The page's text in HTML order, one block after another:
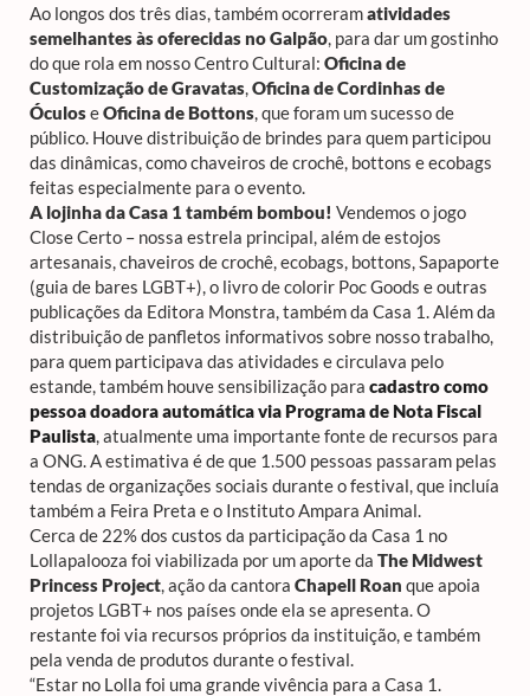
Ao longos dos três dias, também ocorreramatividades
semelhantes às oferecidas no Galpão, para dar um gostinho
do que rola em nosso Centro Cultural: Oficina de
Customização de Gravatas,Oficina de Cordinhas de
ÓculoseOficina de Bottons, que foram um sucesso de
público. Houve distribuição de brindes para quem participou
das dinâmicas, como chaveiros de crochê, bottons e ecobags
feitas especialmente para o evento.
A lojinha da Casa 1 também bombou! Vendemos o jogo
Close Certo – nossa estrela principal, além de estojos
artesanais, chaveiros de crochê, ecobags, bottons, Sapaporte
(guia de bares LGBT+), o livro de colorir Poc Goods e outras
publicações da Editora Monstra, também da Casa 1. Além da
distribuição de panfletos informativos sobre nosso trabalho,
para quem participava das atividades e circulava pelo
estande, também houve sensibilização para cadastro como
pessoa doadora automática via Programa de Nota Fiscal
Paulista, atualmente uma importante fonte de recursos para
a ONG. A estimativa é de que 1.500 pessoas passaram pelas
tendas de organizações sociais durante o festival, que incluía
também a Feira Preta e o Instituto Ampara Animal.
Cerca de 22% dos custos da participação da Casa 1 no
Lollapalooza foi viabilizada por um aporte da The Midwest
Princess Project, ação da cantora Chapell Roan que apoia
projetos LGBT+ nos países onde ela se apresenta. O
restante foi via recursos próprios da instituição, e também
pela venda de produtos durante o festival.
“Estar no Lolla foi uma grande vivência para a Casa 1.